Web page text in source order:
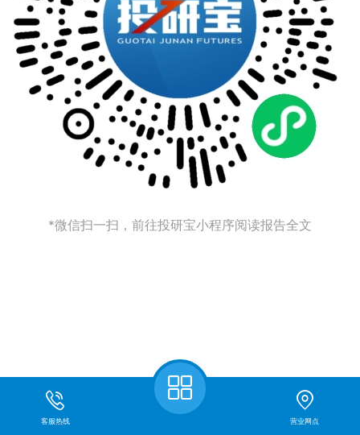
*微信扫一扫，前往投研宝小程序阅读报告全文
客服热线 营业网点